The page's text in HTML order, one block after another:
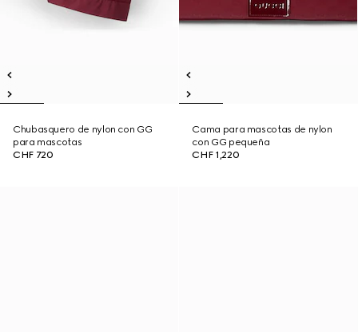
Chubasquero de nylon con GG
para mascotas
CHF 720
Cama para mascotas de nylon
con GG pequeña
CHF 1,220